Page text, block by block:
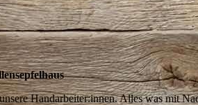
Handarbeiter:innen. Alles was mit